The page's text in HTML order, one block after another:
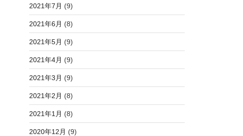
2021年7月 (9)
2021年6月 (8)
2021年5月 (9)
2021年4月 (9)
2021年3月 (9)
2021年2月 (8)
2021年1月 (8)
2020年12月 (9)